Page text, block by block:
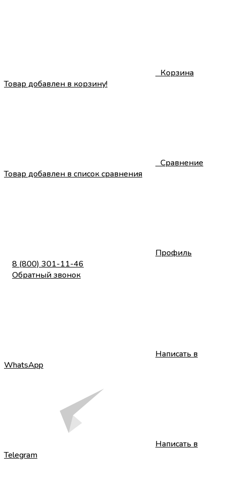
Корзина
Товар добавлен в корзину!
Сравнение
Товар добавлен в список сравнения
Профиль
8 (800) 301-11-46
Обратный звонок
Написать в
WhatsApp
Написать в
Telegram